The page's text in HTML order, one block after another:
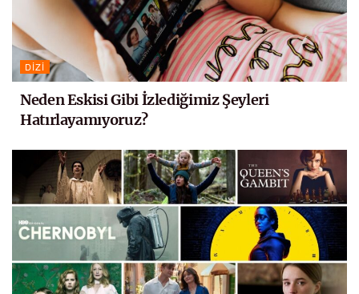
DIZI
Neden Eskisi Gibi İzlediğimiz Şeyleri
Hatırlayamıyoruz?